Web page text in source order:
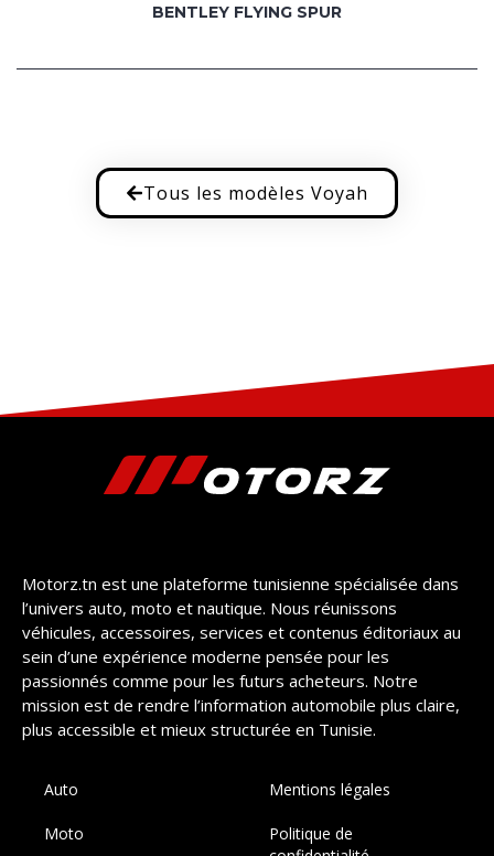
BENTLEY FLYING SPUR
Tous les modèles Voyah
Motorz.tn est une plateforme tunisienne spécialisée dans
l’univers auto, moto et nautique. Nous réunissons
véhicules, accessoires, services et contenus éditoriaux au
sein d’une expérience moderne pensée pour les
passionnés comme pour les futurs acheteurs. Notre
mission est de rendre l’information automobile plus claire,
plus accessible et mieux structurée en Tunisie.
Auto
Moto
Mentions légales
Politique de